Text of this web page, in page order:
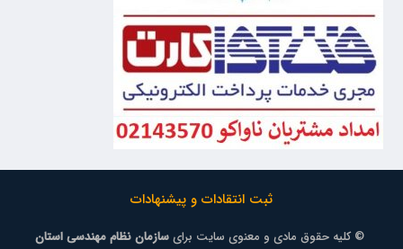
ثبت انتقادات و پیشنهادات
© کلیه حقوق مادی و معنوی سایت برایسازمان نظام مهندسی استان